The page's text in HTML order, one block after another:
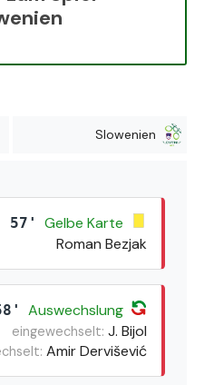
Slowenien
57'
Gelbe Karte
Roman Bezjak
Auswechslung
eingewechselt: J. Bijol
Amir Dervišević